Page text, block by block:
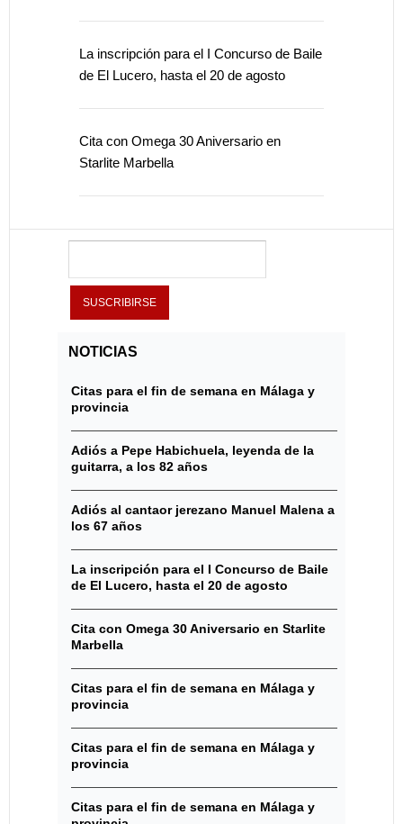
La inscripción para el I Concurso de Baile
de El Lucero, hasta el 20 de agosto
Cita con Omega 30 Aniversario en
Starlite Marbella
NOTICIAS
Citas para el fin de semana en Málaga y
provincia
Adiós a Pepe Habichuela, leyenda de la
guitarra, a los 82 años
Adiós al cantaor jerezano Manuel Malena a
los 67 años
La inscripción para el I Concurso de Baile
de El Lucero, hasta el 20 de agosto
Cita con Omega 30 Aniversario en Starlite
Marbella
Citas para el fin de semana en Málaga y
provincia
Citas para el fin de semana en Málaga y
provincia
Citas para el fin de semana en Málaga y